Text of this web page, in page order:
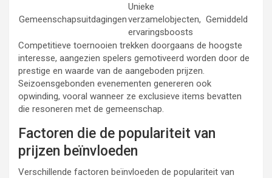
Gemeenschapsuitdagingen
Unieke
verzamelobjecten,
ervaringsboosts
Gemiddeld
Competitieve toernooien trekken doorgaans de hoogste
interesse, aangezien spelers gemotiveerd worden door de
prestige en waarde van de aangeboden prijzen.
Seizoensgebonden evenementen genereren ook
opwinding, vooral wanneer ze exclusieve items bevatten
die resoneren met de gemeenschap.
Factoren die de populariteit van
prijzen beïnvloeden
Verschillende factoren beïnvloeden de populariteit van